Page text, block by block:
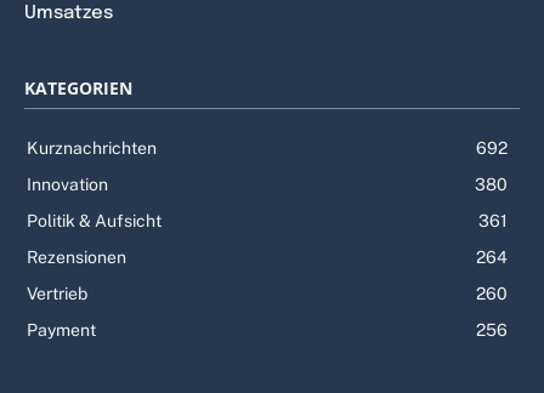
Umsatzes
KATEGORIEN
Kurznachrichten
692
Innovation
380
Politik & Aufsicht
361
Rezensionen
264
Vertrieb
260
Payment
256